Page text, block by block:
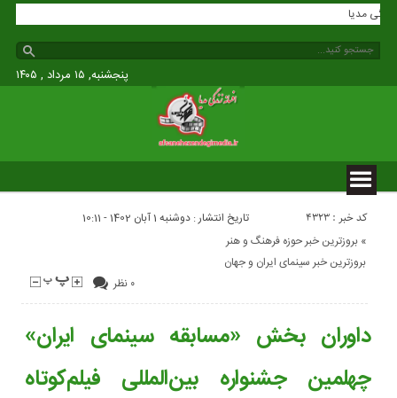
زندگی مدیا
پنجشنبه, ۱۵ مرداد , ۱۴۰۵
کد خبر : 4323 تاریخ انتشار : دوشنبه 1 آبان 1402 - 10:11
۰ نظر
بروزترین خبر حوزه فرهنگ و هنر «
بروزترین خبر سینمای ایران و جهان
داوران بخش «مسابقه سینمای ایران»
چهلمین جشنواره بین‌المللی فیلم‌کوتاه